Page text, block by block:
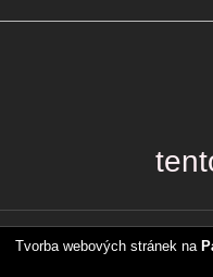
Tvorba webových stránek na